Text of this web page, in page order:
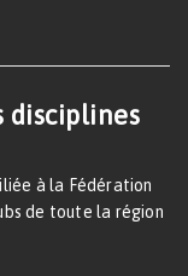
disciplines
à la Fédération
de toute la région